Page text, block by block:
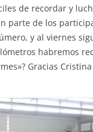
de recordar y
parte de los
y al viernes
habremos
Gracias